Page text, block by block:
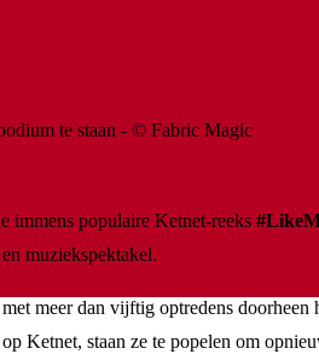
te staan - © Fabric Magic
immens populaire Ketnet-reeks
muziekspektakel.
meer dan vijftig optredens
Ketnet, staan ze te popelen om